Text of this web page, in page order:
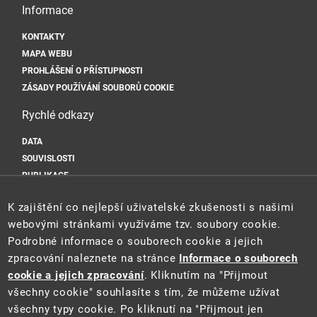
Informace
KONTAKTY
MAPA WEBU
PROHLÁŠENÍ O PŘÍSTUPNOSTI
ZÁSADY POUŽÍVÁNÍ SOUBORŮ COOKIE
Rychlé odkazy
DATA
SOUVISLOSTI
PUBLIKACE
Sociální sítě
K zajištění co nejlepší uživatelské zkušenosti s našimi
webovými stránkami využíváme tzv. soubory cookie.
Podrobné informace o souborech cookie a jejich
zpracování naleznete na stránce Informace o souborech
cookie a jejich zpracování. Kliknutím na "Přijmout
všechny cookie" souhlasíte s tím, že můžeme užívat
všechny typy cookie. Po kliknutí na "Přijmout jen